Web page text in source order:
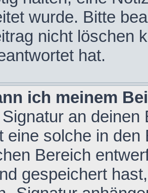
wurde. Bitte
nicht löschen
hat.
ich meinem
an
eine solche in den
Bereich
gespeichert